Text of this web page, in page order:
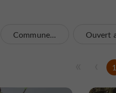
Commune... Ouvert
1